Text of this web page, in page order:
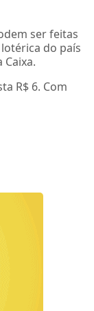
ser feitas
do país
R$ 6. Com